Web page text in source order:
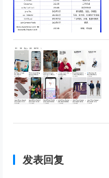
发表回复